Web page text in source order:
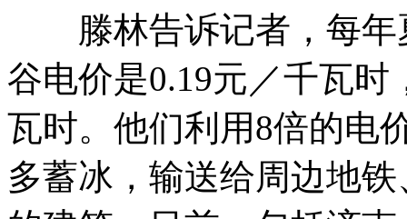
滕林告诉记者，每年
谷电价是0.19元／千瓦
瓦时。他们利用8倍的电
多蓄冰，输送给周边地